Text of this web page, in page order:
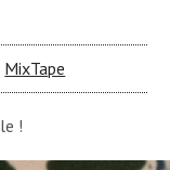
MixTape
!